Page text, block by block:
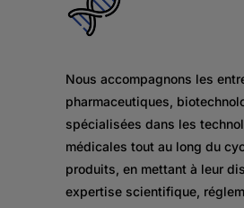
Nous accompagnons les
pharmaceutiques,
spécialisées dans les
médicales tout au long du
produits, en mettant à leur
expertise scientifique,